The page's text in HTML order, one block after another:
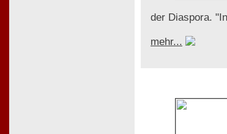
der Diaspora.
mehr...